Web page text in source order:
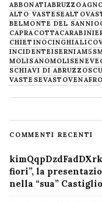
ABBONATIABRUZZO
ALTO VASTESE
BELMONTE DEL SANNIO
CAPRACOTTA
CHIETINOCINGHIALI
INCIDENTEISERNIAM5S
MOLISANOMOLISENEVE
SCHIAVI DI ABRUZZO
VASTESEVASTOVENAFRO
COMMENTI RECENTI
fiori”, la
nella “sua”